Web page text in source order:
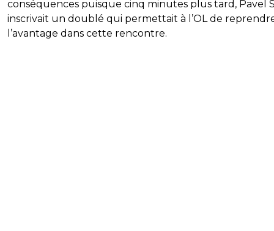
conséquences puisque cinq minutes plus tard, Pavel
inscrivait un doublé qui permettait à l’OL de
l’avantage dans cette rencontre.